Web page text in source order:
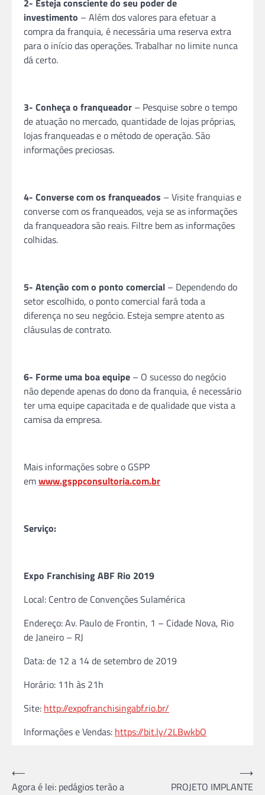
2- Esteja consciente do seu poder de
investimento – Além dos valores para efetuar a
compra dafranquia, é necessária uma reserva extra
para o início das operações. Trabalhar no limite nunca
dá certo.
3- Conheça o franqueador – Pesquise sobre o tempo
de atuação no mercado, quantidade de lojas próprias,
lojas franqueadas e o método de operação. São
informações preciosas.
4- Converse com os franqueados – Visitefranquiase
converse com os franqueados, veja se as informações
da franqueadora são reais. Filtre bem as informações
colhidas.
5- Atenção com o ponto comercial – Dependendo do
setor escolhido, o ponto comercial fará toda a
diferença no seu negócio. Esteja sempre atento as
cláusulas de contrato.
6- Forme uma boa equipe – O sucesso do negócio
não depende apenas do dono dafranquia, é necessário
ter uma equipe capacitada e de qualidade que vista a
camisa da empresa.
Mais informações sobre o GSPP
emwww.gsppconsultoria.com.br
Serviço:
Expo Franchising ABF Rio 2019
Local: Centro de Convenções Sulamérica
Endereço: Av. Paulo de Frontin, 1 – Cidade Nova, Rio
de Janeiro – RJ
Data: de 12 a 14 de setembro de 2019
Horário: 11h às 21h
Site: http://expofranchisingabf.rio.br/
Informações e Vendas: https://bit.ly/2LBwkbO
Navegação
⟵
Agora é lei: pedágios terão a
PROJETO IMPLANTE
⟶